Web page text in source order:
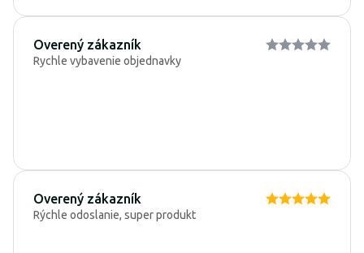
Overený zákazník
Rychle vybavenie objednavky
Overený zákazník
Rýchle odoslanie, super produkt